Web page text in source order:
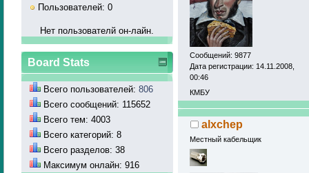
Пользователей: 0
Нет пользователй он-лайн.
Board Stats
Всего пользователей: 806
Всего сообщений: 115652
Всего тем: 4003
Всего категорий: 8
Всего разделов: 38
Максимум онлайн: 916
опубликованный
материалов, и
использованием
это
Кроме того,
средств» будет
Сообщений: 9877
Дата регистрации: 14.11.2008,
00:46
КМБУ
alxchep
Местный кабельщик